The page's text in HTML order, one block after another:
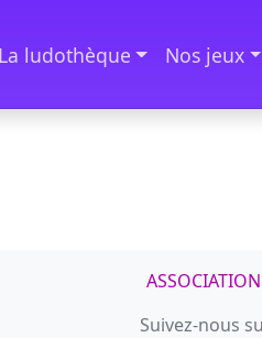
ludothèque Nos jeux
Suivez-nous